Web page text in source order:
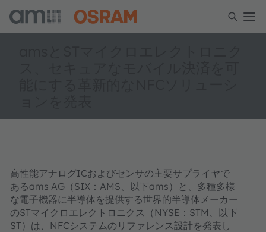
高性能アナログICおよびセンサの主要サプライヤで
あるams AG（SIX：AMS、以下ams）と、多種多様
な電子機器に半導体を提供する世界的半導体メーカー
のSTマイクロエレクトロニクス（NYSE：STM、以下
ST）は、NFCシステムのリファレンス設計を発表し